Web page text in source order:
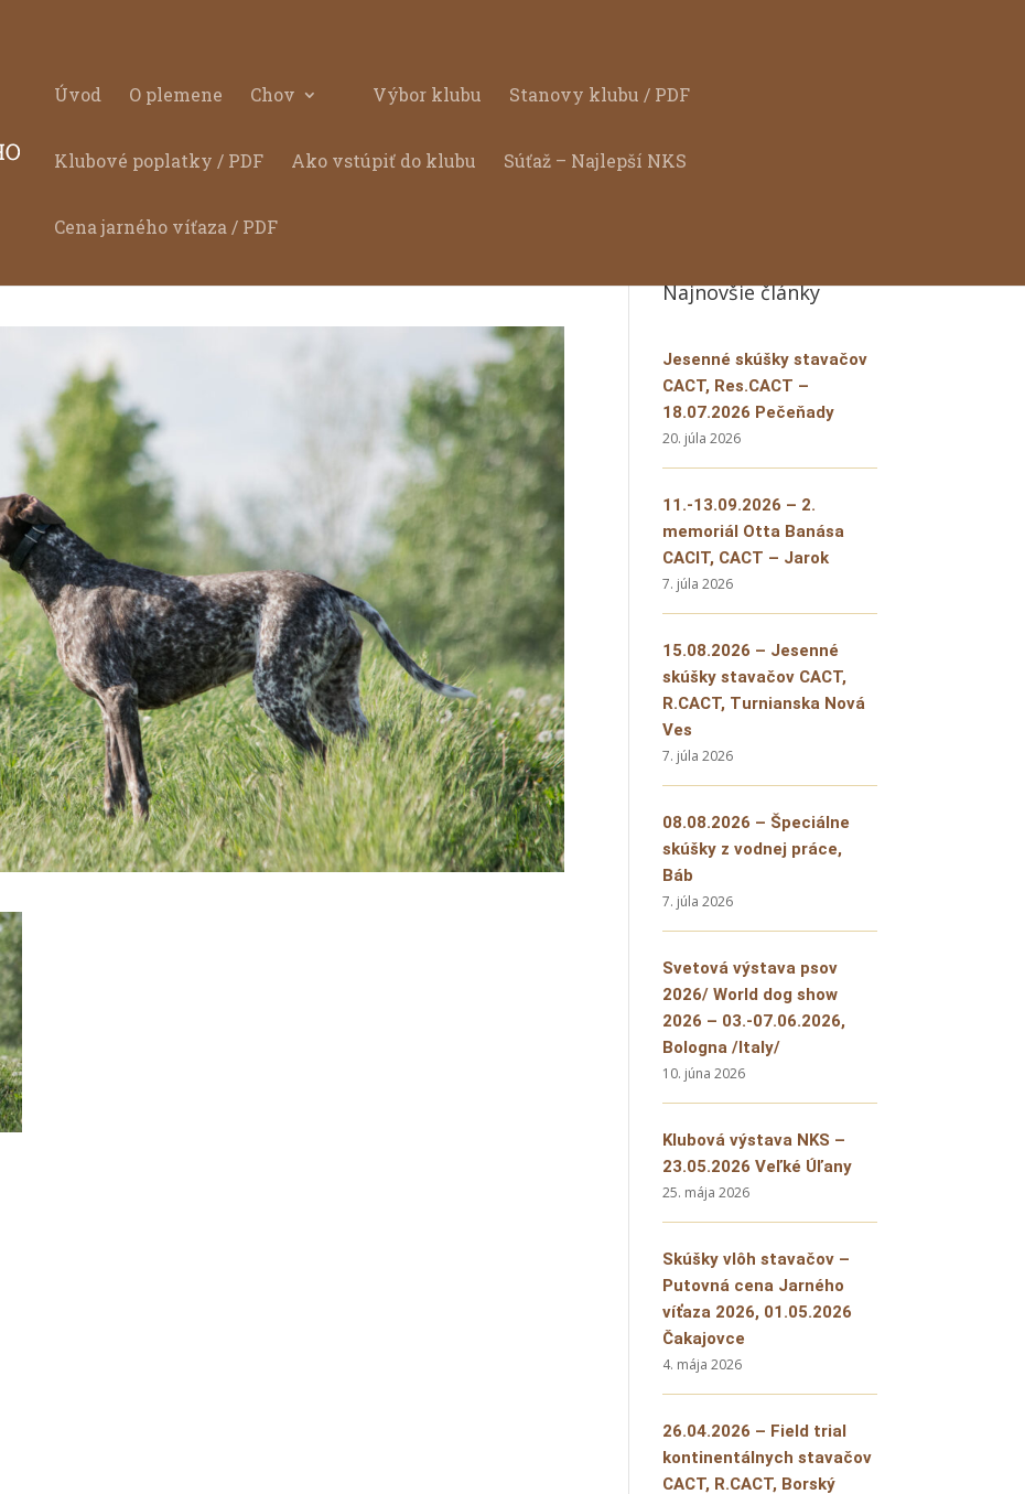
Úvod O plemene Chov Výbor klubu Stanovy klubu / PDF
Klubové poplatky / PDF Ako vstúpiť do klubu Súťaž – Najlepší NKS
Cena jarného víťaza / PDF
Najnovšie články
Jesenné skúšky stavačov
CACT, Res.CACT –
18.07.2026 Pečeňady
20. júla 2026
11.-13.09.2026 – 2.
memoriál Otta Banása
CACIT, CACT – Jarok
7. júla 2026
15.08.2026 – Jesenné
skúšky stavačov CACT,
R.CACT, Turnianska Nová
Ves
7. júla 2026
08.08.2026 – Špeciálne
skúšky z vodnej práce,
Báb
7. júla 2026
Svetová výstava psov
2026/ World dog show
2026 – 03.-07.06.2026,
Bologna /Italy/
10. júna 2026
Klubová výstava NKS –
23.05.2026 Veľké Úľany
25. mája 2026
Skúšky vlôh stavačov –
Putovná cena Jarného
víťaza 2026, 01.05.2026
Čakajovce
4. mája 2026
26.04.2026 – Field trial
kontinentálnych stavačov
CACT, R.CACT, Borský